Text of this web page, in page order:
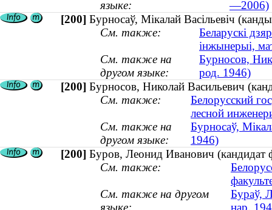
языке:
—2006)
[200] Бурносаў, Мікалай Васільевіч
См. также:
Беларускі
інжынерыі,
См. также на
другом языке:
Бурносов,
род. 1946)
[200] Бурносов, Николай Васильевич
См. также:
Белорусский
лесной
См. также на
другом языке:
Бурносаў,
1946)
[200] Буров, Леонид Иванович (кандидат
См. также:
См. также на другом
Бураў,